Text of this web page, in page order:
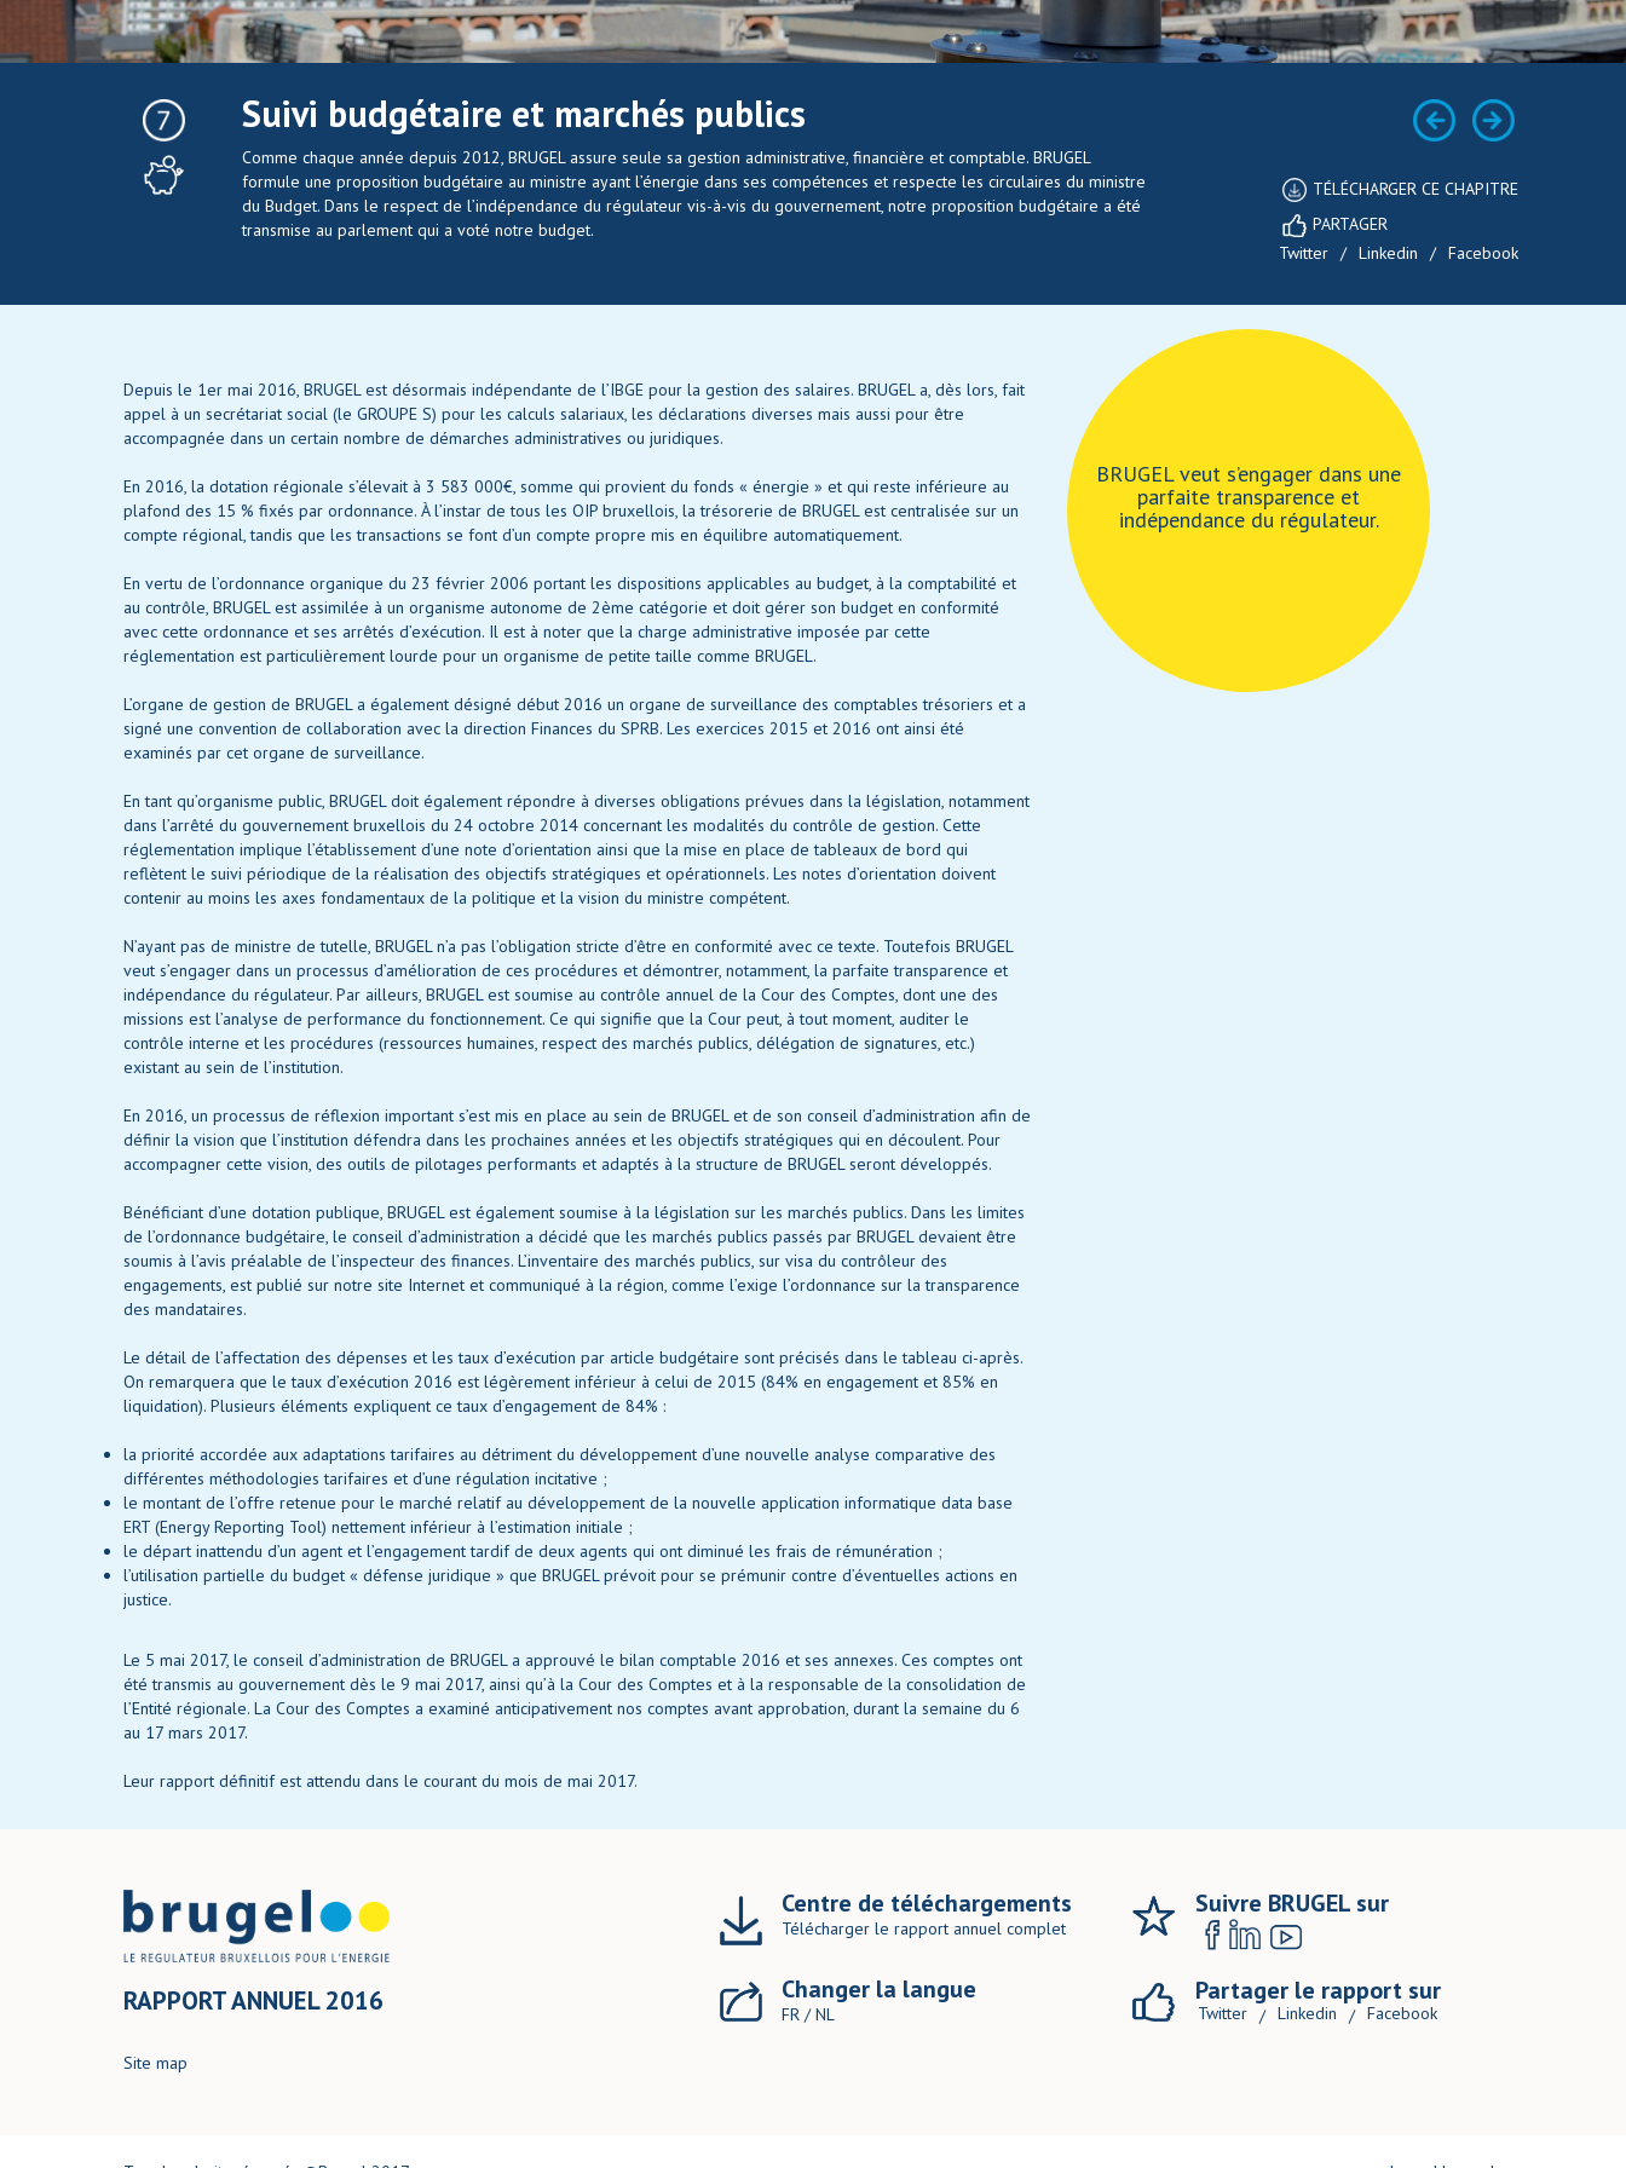
Suivi budgétaire et marchés publics
Comme chaque année depuis 2012, BRUGEL assure seule sa gestion administrative, financière et comptable. BRUGEL
formule une proposition budgétaire au ministre ayant l’énergie dans ses compétences et respecte les circulaires du ministre
du Budget. Dans le respect de l’indépendance du régulateur vis-à-vis du gouvernement, notre proposition budgétaire a été
transmise au parlement qui a voté notre budget.
TÉLÉCHARGER CE CHAPITRE
PARTAGER
Twitter / Linkedin / Facebook
Depuis le 1er mai 2016, BRUGEL est désormais indépendante de l’IBGE pour la gestion des salaires. BRUGEL a, dès lors, fait
appel à un secrétariat social (le GROUPE S) pour les calculs salariaux, les déclarations diverses mais aussi pour être
accompagnée dans un certain nombre de démarches administratives ou juridiques.
En 2016, la dotation régionale s’élevait à 3 583 000€, somme qui provient du fonds « énergie » et qui reste inférieure au
plafond des 15 % fixés par ordonnance. À l’instar de tous les OIP bruxellois, la trésorerie de BRUGEL est centralisée sur un
compte régional, tandis que les transactions se font d’un compte propre mis en équilibre automatiquement.
En vertu de l’ordonnance organique du 23 février 2006 portant les dispositions applicables au budget, à la comptabilité et
au contrôle, BRUGEL est assimilée à un organisme autonome de 2ème catégorie et doit gérer son budget en conformité
avec cette ordonnance et ses arrêtés d’exécution. Il est à noter que la charge administrative imposée par cette
réglementation est particulièrement lourde pour un organisme de petite taille comme BRUGEL.
L’organe de gestion de BRUGEL a également désigné début 2016 un organe de surveillance des comptables trésoriers et a
signé une convention de collaboration avec la direction Finances du SPRB. Les exercices 2015 et 2016 ont ainsi été
examinés par cet organe de surveillance.
En tant qu’organisme public, BRUGEL doit également répondre à diverses obligations prévues dans la législation, notamment
dans l’arrêté du gouvernement bruxellois du 24 octobre 2014 concernant les modalités du contrôle de gestion. Cette
réglementation implique l’établissement d’une note d’orientation ainsi que la mise en place de tableaux de bord qui
reflètent le suivi périodique de la réalisation des objectifs stratégiques et opérationnels. Les notes d’orientation doivent
contenir au moins les axes fondamentaux de la politique et la vision du ministre compétent.
N’ayant pas de ministre de tutelle, BRUGEL n’a pas l’obligation stricte d’être en conformité avec ce texte. Toutefois BRUGEL
veut s’engager dans un processus d’amélioration de ces procédures et démontrer, notamment, la parfaite transparence et
indépendance du régulateur. Par ailleurs, BRUGEL est soumise au contrôle annuel de la Cour des Comptes, dont une des
missions est l’analyse de performance du fonctionnement. Ce qui signifie que la Cour peut, à tout moment, auditer le
contrôle interne et les procédures (ressources humaines, respect des marchés publics, délégation de signatures, etc.)
existant au sein de l’institution.
En 2016, un processus de réflexion important s’est mis en place au sein de BRUGEL et de son conseil d’administration afin de
définir la vision que l’institution défendra dans les prochaines années et les objectifs stratégiques qui en découlent. Pour
accompagner cette vision, des outils de pilotages performants et adaptés à la structure de BRUGEL seront développés.
Bénéficiant d’une dotation publique, BRUGEL est également soumise à la législation sur les marchés publics. Dans les limites
de l’ordonnance budgétaire, le conseil d’administration a décidé que les marchés publics passés par BRUGEL devaient être
soumis à l’avis préalable de l’inspecteur des finances. L’inventaire des marchés publics, sur visa du contrôleur des
engagements, est publié sur notre site Internet et communiqué à la région, comme l’exige l’ordonnance sur la transparence
des mandataires.
Le détail de l’affectation des dépenses et les taux d’exécution par article budgétaire sont précisés dans le tableau ci-après.
On remarquera que le taux d’exécution 2016 est légèrement inférieur à celui de 2015 (84% en engagement et 85% en
liquidation). Plusieurs éléments expliquent ce taux d’engagement de 84% :
la priorité accordée aux adaptations tarifaires au détriment du développement d’une nouvelle analyse comparative des
différentes méthodologies tarifaires et d’une régulation incitative ;
le montant de l’offre retenue pour le marché relatif au développement de la nouvelle application informatique data base
ERT (Energy Reporting Tool) nettement inférieur à l’estimation initiale ;
le départ inattendu d’un agent et l’engagement tardif de deux agents qui ont diminué les frais de rémunération ;
l’utilisation partielle du budget « défense juridique » que BRUGEL prévoit pour se prémunir contre d’éventuelles actions en
justice.
Le 5 mai 2017, le conseil d’administration de BRUGEL a approuvé le bilan comptable 2016 et ses annexes. Ces comptes ont
été transmis au gouvernement dès le 9 mai 2017, ainsi qu’à la Cour des Comptes et à la responsable de la consolidation de
l’Entité régionale. La Cour des Comptes a examiné anticipativement nos comptes avant approbation, durant la semaine du 6
au 17 mars 2017.
Leur rapport définitif est attendu dans le courant du mois de mai 2017.
BRUGEL veut s’engager dans une
parfaite transparence et
indépendance du régulateur.
RAPPORT ANNUEL 2016
Site map
Centre de téléchargements
Télécharger le rapport annuel complet
Changer la langue
FR /NL
Suivre BRUGEL sur
Partager le rapport sur
Twitter / Linkedin / Facebook